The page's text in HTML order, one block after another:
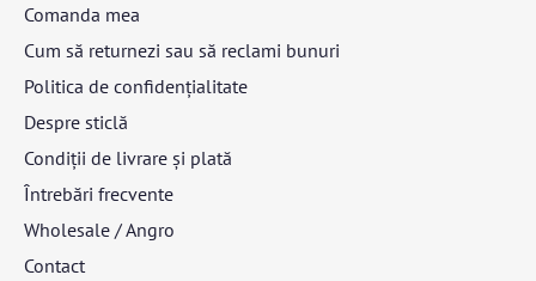
Comanda mea
Cum să returnezi sau să reclami bunuri
Politica de confidențialitate
Despre sticlă
Condiții de livrare și plată
Întrebări frecvente
Wholesale / Angro
Contact